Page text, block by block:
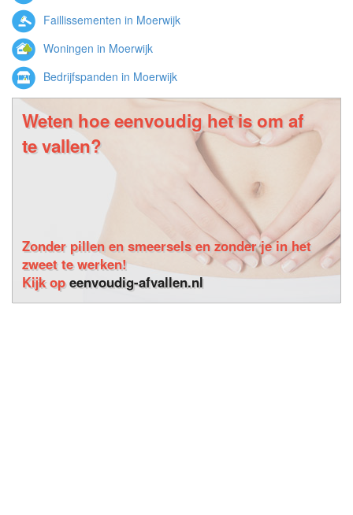
Faillissementen in Moerwijk
Woningen in Moerwijk
Bedrijfspanden in Moerwijk
Weten hoe eenvoudig het is om af
te vallen?
Zonder pillen en smeersels en zonder je in het
zweet te werken!
Kijk opeenvoudig-afvallen.nl